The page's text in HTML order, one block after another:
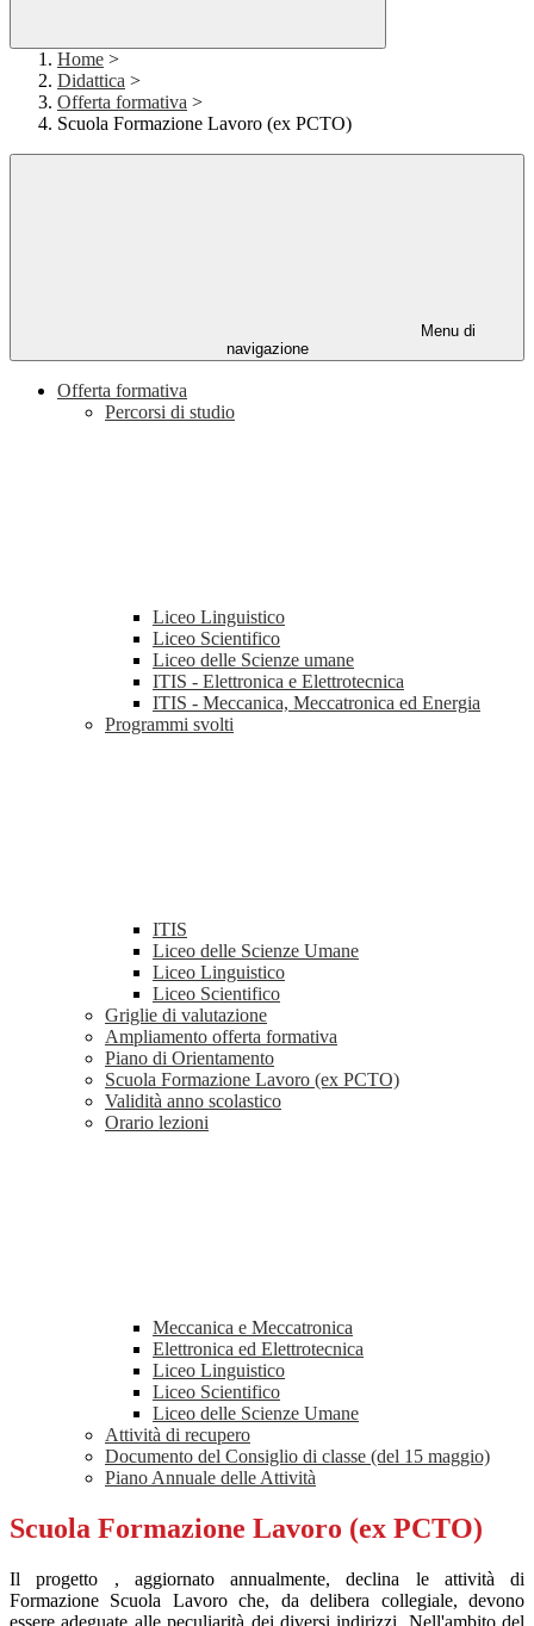
Home >
Didattica >
Offerta formativa >
Scuola Formazione Lavoro (ex PCTO)
Menu di
navigazione
Offerta formativa
Percorsi di studio
Liceo Linguistico
Liceo Scientifico
Liceo delle Scienze umane
ITIS - Elettronica e Elettrotecnica
ITIS - Meccanica, Meccatronica ed Energia
Programmi svolti
ITIS
Liceo delle Scienze Umane
Liceo Linguistico
Liceo Scientifico
Griglie di valutazione
Ampliamento offerta formativa
Piano di Orientamento
Scuola Formazione Lavoro (ex PCTO)
Validità anno scolastico
Orario lezioni
Meccanica e Meccatronica
Elettronica ed Elettrotecnica
Liceo Linguistico
Liceo Scientifico
Liceo delle Scienze Umane
Attività di recupero
Documento del Consiglio di classe (del 15 maggio)
Piano Annuale delle Attività
Scuola Formazione Lavoro (ex PCTO)
Il progetto , aggiornato annualmente, declina le attività di
Formazione Scuola Lavoro che, da delibera collegiale, devono